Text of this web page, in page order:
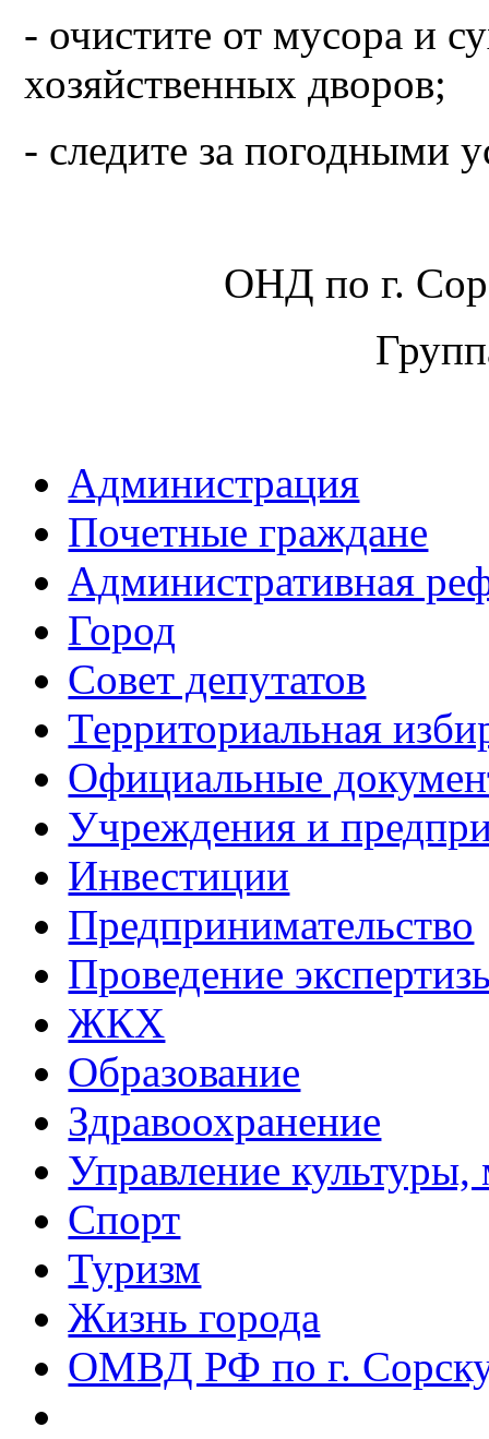
- очистите от мусора и
хозяйственных дворов;
- следите за погодными
ОНД по г.
Администрация
Почетные граждане
Административная
Город
Совет депутатов
Территориальная
Официальные
Учреждения и
Инвестиции
Предпринимательство
Проведение
ЖКХ
Образование
Здравоохранение
Управление
Спорт
Туризм
Жизнь города
ОМВД РФ по г.